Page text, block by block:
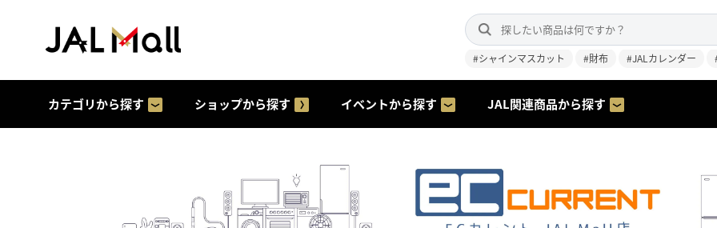
#シャインマスカット #財布 #JALカレンダー
カテゴリから探す ショップから探す イベントから探す JAL関連商品から探す